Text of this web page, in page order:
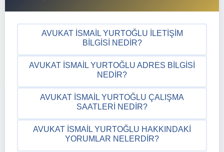
AVUKAT İSMAIL YURTOĞLU İLETIŞIM
BILGISI NEDIR?
AVUKAT İSMAIL YURTOĞLU ADRES BILGISI
NEDIR?
AVUKAT İSMAIL YURTOĞLU ÇALIŞMA
SAATLERI NEDIR?
AVUKAT İSMAIL YURTOĞLU HAKKINDAKI
YORUMLAR NELERDIR?